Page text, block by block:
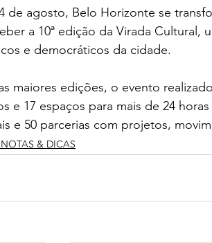
de agosto, Belo Horizonte se
a 10ª edição da Virada Cultural,
e democráticos da cidade.
maiores edições, o evento
e 17 espaços para mais de 24
e 50 parcerias com projetos,
& DICAS